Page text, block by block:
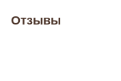
Отзывы